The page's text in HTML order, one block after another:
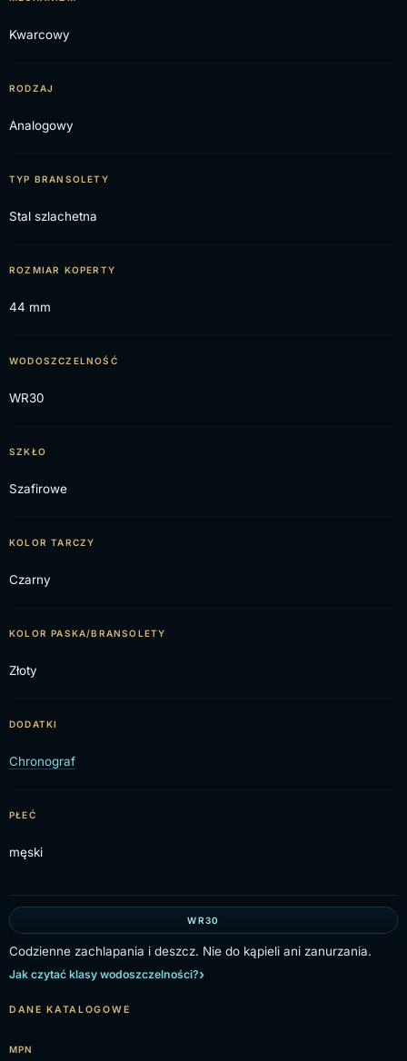
Kwarcowy
RODZAJ
Analogowy
TYP BRANSOLETY
Stal szlachetna
ROZMIAR KOPERTY
44 mm
WODOSZCZELNOŚĆ
WR30
SZKŁO
Szafirowe
KOLOR TARCZY
Czarny
KOLOR PASKA/BRANSOLETY
Złoty
DODATKI
Chronograf
PŁEĆ
męski
WR30
Codzienne zachlapania i deszcz. Nie do kąpieli ani zanurzania.
Jak czytać klasy wodoszczelności?
DANE KATALOGOWE
MPN